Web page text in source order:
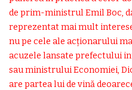
de prim-ministrul Emil Boc,
reprezentat mai mult
nu pe cele ale acționarului
acuzele lansate prefectului
sau ministrului Economiei,
are partea lui de vină